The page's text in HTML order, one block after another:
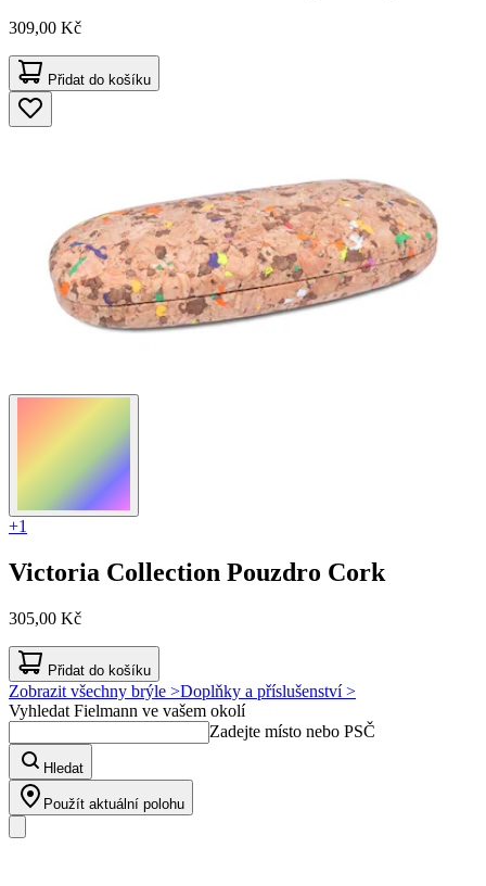
309,00 Kč
Přidat do košíku
+1
Victoria Collection Pouzdro Cork
305,00 Kč
Přidat do košíku
Zobrazit všechny brýle >Doplňky a příslušenství >
Vyhledat Fielmann ve vašem okolí
Zadejte místo nebo PSČ
Hledat
Použít aktuální polohu